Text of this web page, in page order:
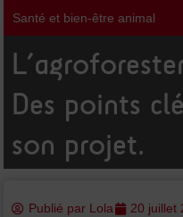
Santé et bien-être animal
Des points
son projet.
Publié par Lola 20 juillet